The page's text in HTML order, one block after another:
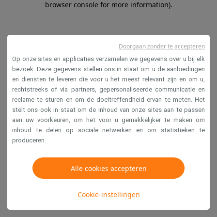
browser console for more information).
Op onze sites en applicaties verzamelen we gegevens over u bij elk
bezoek. Deze gegevens stellen ons in staat om u de aanbiedingen
en diensten te leveren die voor u het meest relevant zijn en om u,
rechtstreeks of via partners, gepersonaliseerde communicatie en
reclame te sturen en om de doeltreffendheid ervan te meten. Het
stelt ons ook in staat om de inhoud van onze sites aan te passen
aan uw voorkeuren, om het voor u gemakkelijker te maken om
inhoud te delen op sociale netwerken en om statistieken te
produceren.
Alle cookies accepteren
Cookie-instellingen
Doorgaan zonder te accepteren